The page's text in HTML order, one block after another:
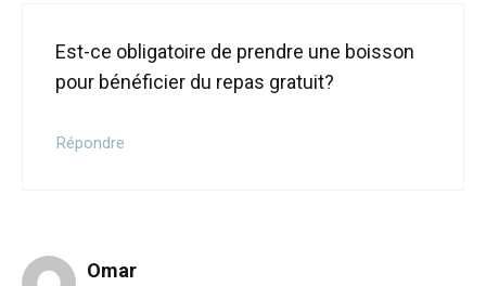
Est-ce obligatoire de prendre une boisson
pour bénéficier du repas gratuit?
Répondre
Omar